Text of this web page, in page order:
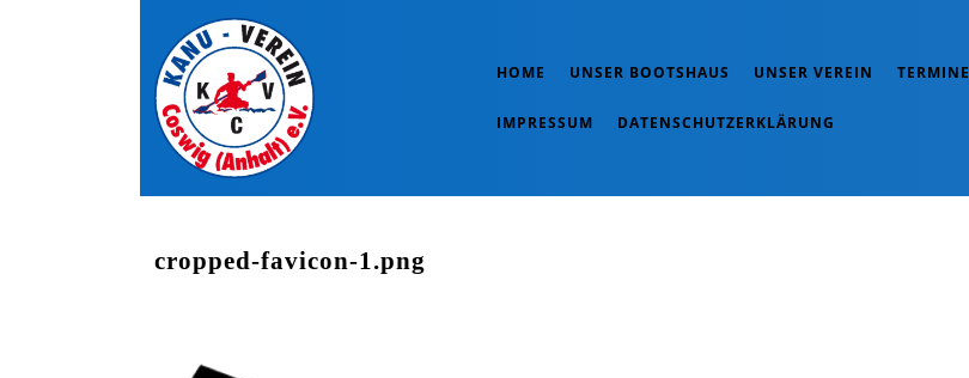
content
Skip
content
HOME UNSER BOOTSHAUS UNSER VEREIN TERMINE
IMPRESSUM DATENSCHUTZERKLÄRUNG
cropped-favicon-1.png